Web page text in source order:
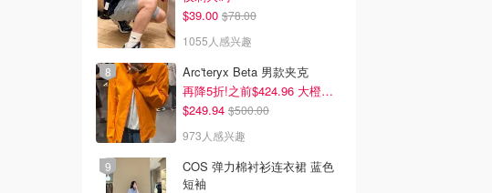
$39.00 $78.00
1055人感兴趣
Arc'teryx Beta 男款夹克
再降5折!之前$424.96 大橙子好显白 蹲补
$249.94 $500.00
973人感兴趣
COS 弹力棉衬衫连衣裙 蓝色
短袖